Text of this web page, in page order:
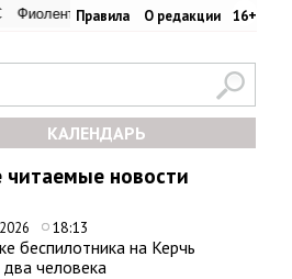
Правила О редакции 16+
+26.6°C Казачья бухта: +26.6°C
Керчь: +31°C Никитский сад:
КАЛЕНДАРЬ
новости
18:13
беспилотника на Керчь
человека